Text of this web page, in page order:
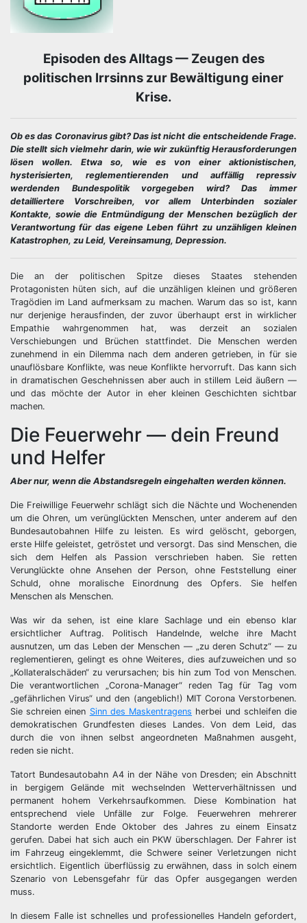
Episoden des Alltags — Zeugen des
politischen Irrsinns zur Bewältigung einer
Krise.
Ob es das Coronavirus gibt? Das ist nicht die entscheidende Frage.
Die stellt sich vielmehr darin, wie wir zukünftig Herausforderungen
lösen wollen. Etwa so, wie es von einer aktionistischen,
hysterisierten, reglementierenden und auffällig repressiv
werdenden Bundespolitik vorgegeben wird? Das immer
detailliertere Vorschreiben, vor allem Unterbinden sozialer
Kontakte, sowie die Entmündigung der Menschen bezüglich der
Verantwortung für das eigene Leben führt zu unzähligen kleinen
Katastrophen, zu Leid, Vereinsamung, Depression.
Die an der politischen Spitze dieses Staates stehenden
Protagonisten hüten sich, auf die unzähligen kleinen und größeren
Tragödien im Land aufmerksam zu machen. Warum das so ist, kann
nur derjenige herausfinden, der zuvor überhaupt erst in wirklicher
Empathie wahrgenommen hat, was derzeit an sozialen
Verschiebungen und Brüchen stattfindet. Die Menschen werden
zunehmend in ein Dilemma nach dem anderen getrieben, in für sie
unauflösbare Konflikte, was neue Konflikte hervorruft. Das kann sich
in dramatischen Geschehnissen aber auch in stillem Leid äußern —
und das möchte der Autor in eher kleinen Geschichten sichtbar
machen.
Die Feuerwehr — dein Freund
und Helfer
Aber nur, wenn die Abstandsregeln eingehalten werden können.
Die Freiwillige Feuerwehr schlägt sich die Nächte und Wochenenden
um die Ohren, um verünglückten Menschen, unter anderem auf den
Bundesautobahnen Hilfe zu leisten. Es wird gelöscht, geborgen,
erste Hilfe geleistet, getröstet und versorgt. Das sind Menschen, die
sich dem Helfen als Passion verschrieben haben. Sie retten
Verunglückte ohne Ansehen der Person, ohne Feststellung einer
Schuld, ohne moralische Einordnung des Opfers. Sie helfen
Menschen als Menschen.
Was wir da sehen, ist eine klare Sachlage und ein ebenso klar
ersichtlicher Auftrag. Politisch Handelnde, welche ihre Macht
ausnutzen, um das Leben der Menschen — „zu deren Schutz“ — zu
reglementieren, gelingt es ohne Weiteres, dies aufzuweichen und so
„Kollateralschäden“ zu verursachen; bis hin zum Tod von Menschen.
Die verantwortlichen „Corona-Manager“ reden Tag für Tag vom
„gefährlichen Virus“ und den (angeblich!) MIT Corona Verstorbenen.
Sie schreien einen Sinn des Maskentragens herbei und schleifen die
demokratischen Grundfesten dieses Landes. Von dem Leid, das
durch die von ihnen selbst angeordneten Maßnahmen ausgeht,
reden sie nicht.
Tatort Bundesautobahn A4 in der Nähe von Dresden; ein Abschnitt
in bergigem Gelände mit wechselnden Wetterverhältnissen und
permanent hohem Verkehrsaufkommen. Diese Kombination hat
entsprechend viele Unfälle zur Folge. Feuerwehren mehrerer
Standorte werden Ende Oktober des Jahres zu einem Einsatz
gerufen. Dabei hat sich auch ein PKW überschlagen. Der Fahrer ist
im Fahrzeug eingeklemmt, die Schwere seiner Verletzungen nicht
ersichtlich. Eigentlich überflüssig zu erwähnen, dass in solch einem
Szenario von Lebensgefahr für das Opfer ausgegangen werden
muss.
In diesem Falle ist schnelles und professionelles Handeln gefordert,